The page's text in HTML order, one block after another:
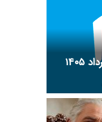
فال روزانه فردا شنبه ۱۷ مرداد ۱۴۰۵